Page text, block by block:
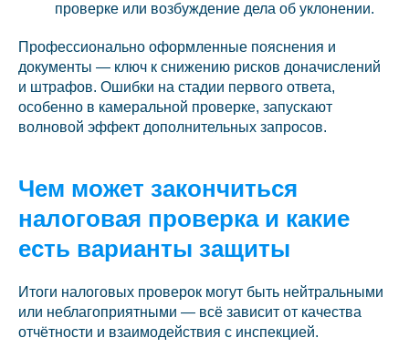
проверке или возбуждение дела об уклонении.
Профессионально оформленные пояснения и
документы — ключ к снижению рисков доначислений
и штрафов. Ошибки на стадии первого ответа,
особенно в камеральной проверке, запускают
волновой эффект дополнительных запросов.
Чем может закончиться
налоговая проверка и какие
есть варианты защиты
Итоги налоговых проверок могут быть нейтральными
или неблагоприятными — всё зависит от качества
отчётности и взаимодействия с инспекцией.